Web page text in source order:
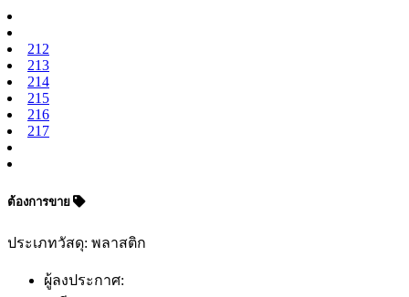
212
213
214
215
216
217
ต้องการขาย
ประเภทวัสดุ: พลาสติก
ผู้ลงประกาศ: